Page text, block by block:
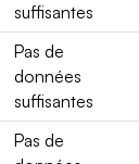
suffisantes
Pas de
données
suffisantes
Pas de